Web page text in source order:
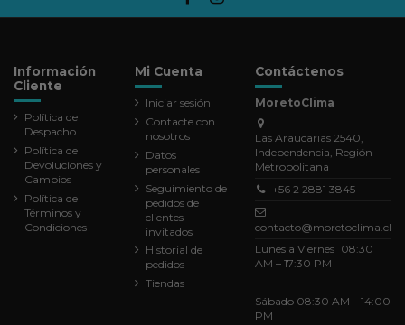
Información
Cliente
Política de
Despacho
Política de
Devoluciones y
Cambios
Política de
Términos y
Condiciones
Mi Cuenta
Iniciar sesión
Contacte con
nosotros
Datos
personales
Seguimiento de
pedidos de
clientes
invitados
Historial de
pedidos
Tiendas
Contáctenos
MoretoClima
Las Araucarias 2540,
Independencia, Región
Metropolitana
+56 2 2881 3845
contacto@moretoclima.cl
Lunes a Viernes 08:30
AM – 17:30 PM
Sábado 08:30 AM – 14:00
PM